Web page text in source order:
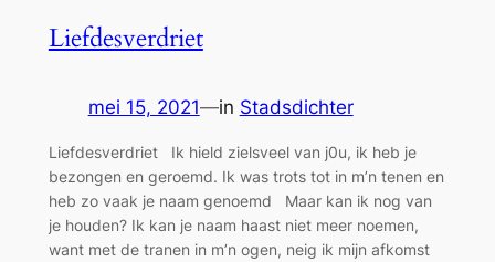
Liefdesverdriet
mei 15, 2021—in Stadsdichter
Liefdesverdriet Ik hield zielsveel van j0u, ik heb je
bezongen en geroemd. Ik was trots tot in m’n tenen en
heb zo vaak je naam genoemd Maar kan ik nog van
je houden? Ik kan je naam haast niet meer noemen,
want met de tranen in m’n ogen, neig ik mijn afkomst